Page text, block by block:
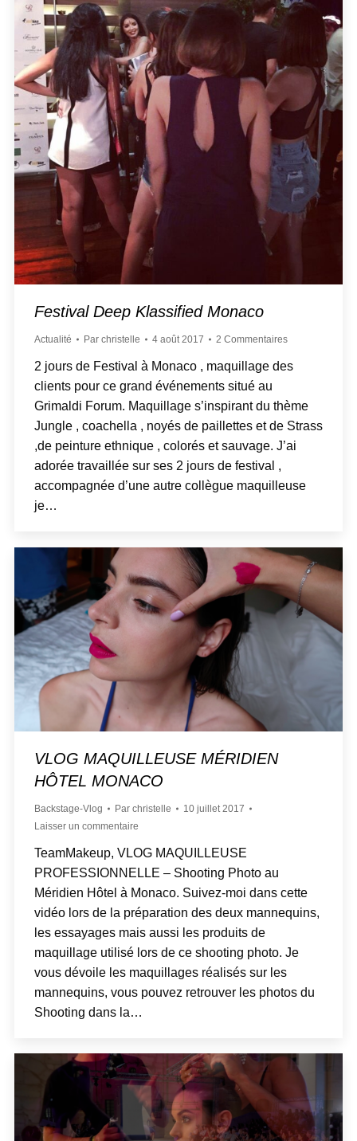
Festival Deep Klassified Monaco
Actualité Par christelle 4 août 2017 2 Commentaires
2 jours de Festival à Monaco , maquillage des
clients pour ce grand événements situé au
Grimaldi Forum. Maquillage s’inspirant du thème
Jungle , coachella , noyés de paillettes et de Strass
,de peinture ethnique , colorés et sauvage. J’ai
adorée travaillée sur ses 2 jours de festival ,
accompagnée d’une autre collègue maquilleuse
je…
VLOG MAQUILLEUSE MÉRIDIEN
HÔTEL MONACO
Backstage-Vlog Par christelle
10 juillet 2017
Laisser un commentaire
TeamMakeup, VLOG MAQUILLEUSE
PROFESSIONNELLE – Shooting Photo au
Méridien Hôtel à Monaco. Suivez-moi dans cette
vidéo lors de la préparation des deux mannequins,
les essayages mais aussi les produits de
maquillage utilisé lors de ce shooting photo. Je
vous dévoile les maquillages réalisés sur les
mannequins, vous pouvez retrouver les photos du
Shooting dans la…